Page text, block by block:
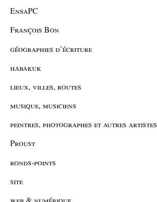
EnsaPC
François Bon
géographies d’écriture
habakuk
lieux, villes, routes
musique, musiciens
peintres, photographes et autres artistes
Proust
ronds-points
site
web & numérique